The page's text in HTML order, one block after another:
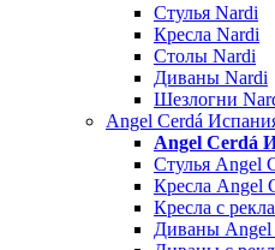
Стулья Nardi
Кресла Nardi
Столы Nardi
Диваны Nardi
Шезлогни
Angel Cerdá
Angel Cerdá
Стулья Angel
Кресла Angel
Кресла с
Диваны Angel